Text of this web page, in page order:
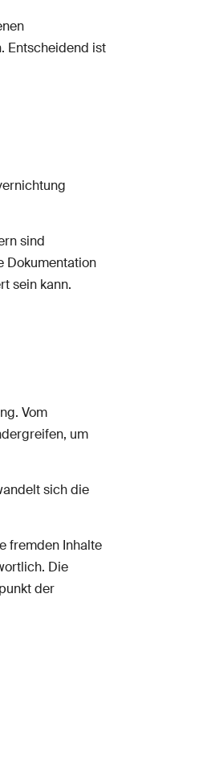
Entscheidend ist
sind
Dokumentation
sein kann.
Vom
um
sich die
fremden Inhalte
Die
der